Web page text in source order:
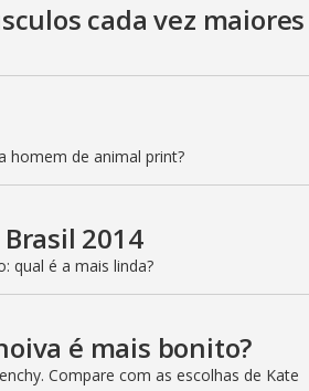
cada vez maiores
homem de animal print?
2014
qual é a mais linda?
é mais bonito?
Compare com as escolhas de Kate